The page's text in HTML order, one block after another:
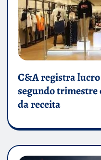
C&A registra lucro
segundo trimestre
da receita